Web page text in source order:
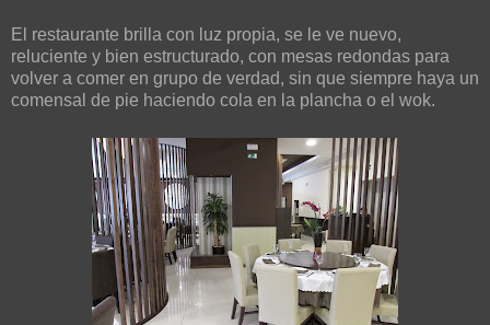
El restaurante brilla con luz propia, se le ve nuevo,
reluciente y bien estructurado, con mesas redondas para
volver a comer en grupo de verdad, sin que siempre haya un
comensal de pie haciendo cola en la plancha o el wok.